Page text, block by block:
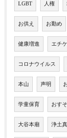
LGBT 人権
お供え お勤め
健康増進 エチ
コロナウイルス
本山 声明
学童保育 おす
大谷本廟 浄土